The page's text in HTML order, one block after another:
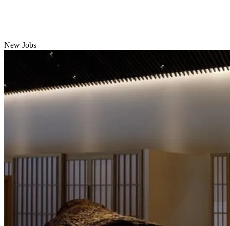
New Jobs